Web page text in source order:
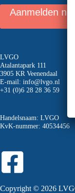
Aanmelden
LVGO
Atalantapark 111
3905 KR Veenendaal
E-mail: info@lvgo.nl
+31 (0)6 28 28 36 59
Handelsnaam: LVGO
KvK-nummer: 40534456
Copyright © 2026